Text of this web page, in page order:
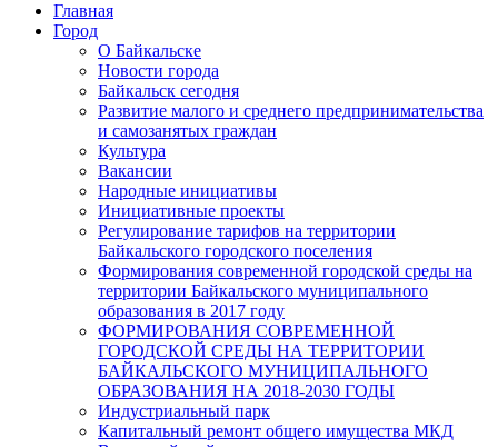
Главная
Город
О Байкальске
Новости города
Байкальск сегодня
Развитие малого и среднего предпринимательства
и самозанятых граждан
Культура
Вакансии
Народные инициативы
Инициативные проекты
Регулирование тарифов на территории
Байкальского городского поселения
Формирования современной городской среды на
территории Байкальского муниципального
образования в 2017 году
ФОРМИРОВАНИЯ СОВРЕМЕННОЙ
ГОРОДСКОЙ СРЕДЫ НА ТЕРРИТОРИИ
БАЙКАЛЬСКОГО МУНИЦИПАЛЬНОГО
ОБРАЗОВАНИЯ НА 2018-2030 ГОДЫ
Индустриальный парк
Капитальный ремонт общего имущества МКД